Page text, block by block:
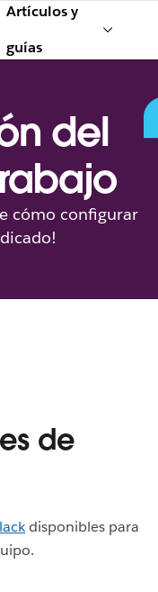
Artículos y
guías
del
cómo configurar
de
disponibles para